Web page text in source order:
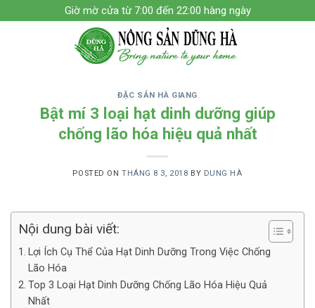
to
Giờ mờ cửa từ 7:00 đến 22:00 hàng ngày
ĐẶC SẢN HÀ GIANG
Bật mí 3 loại hạt dinh dưỡng giúp
chống lão hóa hiệu quả nhất
POSTED ONTHÁNG 8 3, 2018 BY DUNG HÀ
Nội dung bài viết:
Lợi Ích Cụ Thể Của Hạt Dinh Dưỡng Trong Việc Chống
Lão Hóa
Top 3 Loại Hạt Dinh Dưỡng Chống Lão Hóa Hiệu Quả
Nhất